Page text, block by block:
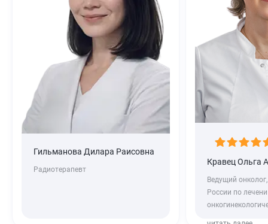
Гильманова Дилара Раисовна
Радиотерапевт
Кравец Ольга
Ведущий
России по